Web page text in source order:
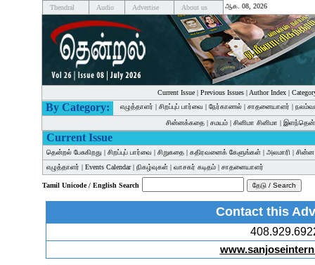
Thendral Audio Advertise About us ஆக. 08, 2026
Current Issue| Previous Issues| Author Index|
By Category: எழுத்தாளர் | சிறப்புப் பார்வை | நேர்காணல் | சாதனையாளர் |
சின்னக்கதை | சமயம் | சினிமா சினிமா |
Current Issue
தென்றல் பேசுகிறது | சிறப்புப் பார்வை | சிறுகதை | கதிரவனைக் கேளுங்கள் | அலமாரி |
எழுத்தாளர் | Events Calendar| நிகழ்வுகள் | வாசகர் கடிதம் | சாதனையாளர்
Tamil Unicode / English Search
Contact this